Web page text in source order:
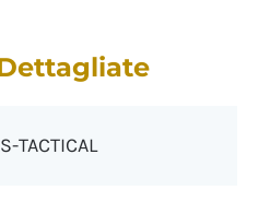
TACTICAL